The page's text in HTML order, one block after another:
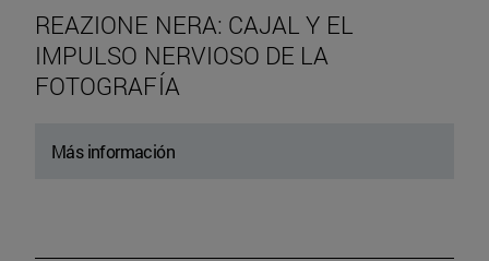
REAZIONE NERA: CAJAL Y EL
IMPULSO NERVIOSO DE LA
FOTOGRAFÍA
Más información